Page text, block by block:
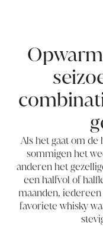
Als het gaat om
sommigen het
anderen het
een halfvol of
maanden,
favoriete whisky